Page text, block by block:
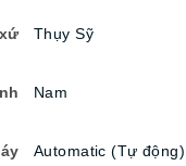
Thụy Sỹ
Nam
Automatic (Tự động)